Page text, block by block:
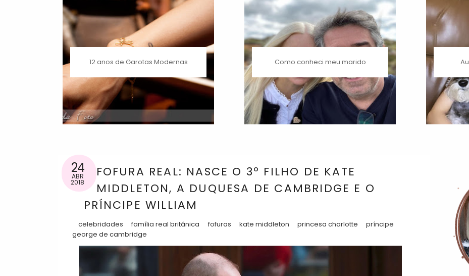
12 anos de Garotas Modernas Como conheci meu marido
24
ABR
2018
FOFURA REAL: NASCE O 3º FILHO DE KATE
MIDDLETON, A DUQUESA DE CAMBRIDGE E O
PRÍNCIPE WILLIAM
celebridades família real britânica fofuras kate middleton princesa charlotte
príncipe
george de cambridge